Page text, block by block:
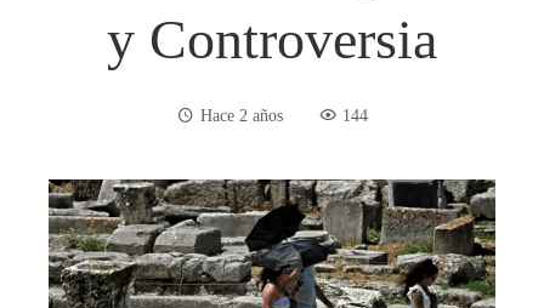
y Controversia
Hace 2 años 144